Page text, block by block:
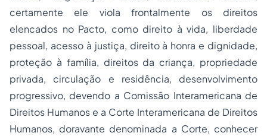
certamente ele viola frontalmente os direitos
elencados no Pacto, como direito à vida, liberdade
pessoal, acesso à justiça, direito à honra e dignidade,
proteção à família, direitos da criança, propriedade
privada, circulação e residência, desenvolvimento
progressivo, devendo a Comissão Interamericana de
Direitos Humanos e a Corte Interamericana de Direitos
Humanos, doravante denominada a Corte, conhecer